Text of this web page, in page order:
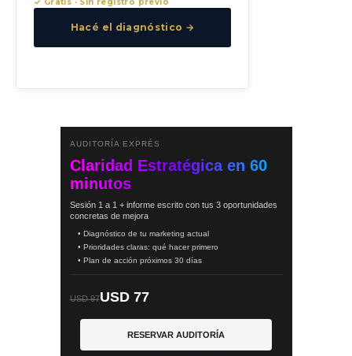
✓ Gratis · Sin registro previo
Hacé el diagnóstico →
AUDITORÍA EXPRÉS
Claridad Estratégica en 60
minutos
Sesión 1 a 1 + informe escrito con tus 3 oportunidades
concretas de mejora
• Diagnóstico de tu marketing actual
• Prioridades claras: qué hacer primero
• Plan de acción próximos 30 días
USD 97USD 77
RESERVAR AUDITORÍA